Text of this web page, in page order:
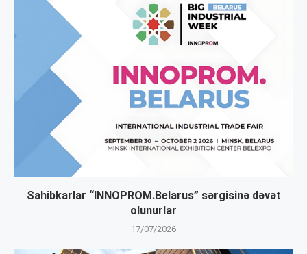
Sahibkarlar “INNOPROM.Belarus” sərgisinə dəvət
olunurlar
17/07/2026